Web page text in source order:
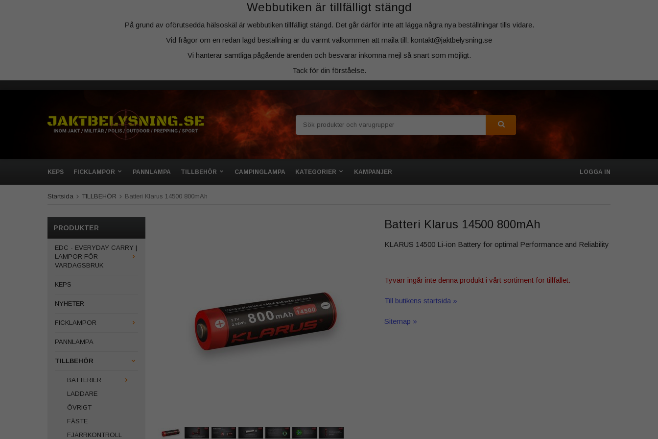
Webbutiken är tillfälligt stängd
På grund av oförutsedda hälsoskäl är webbutiken tillfälligt stängd. Det går därför inte att lägga några nya beställningar tills vidare.
Vid frågor om en redan lagd beställning är du varmt välkommen att maila till: kontakt@jaktbelysning.se
Vi hanterar samtliga pågående ärenden och besvarar inkomna mejl så snart som möjligt.
Tack för din förståelse.
KEPS FICKLAMPOR PANNLAMPA TILLBEHÖR CAMPINGLAMPA KATEGORIER KAMPANJER LOGGA IN
Startsida TILLBEHÖR Batteri Klarus 14500 800mAh
PRODUKTER
EDC - EVERYDAY CARRY |
LAMPOR FÖR
VARDAGSBRUK
KEPS
NYHETER
FICKLAMPOR
PANNLAMPA
TILLBEHÖR
BATTERIER
LADDARE
ÖVRIGT
FÄSTE
FJÄRRKONTROLL
Batteri Klarus 14500 800mAh
KLARUS 14500 Li-ion Battery for optimal Performance and Reliability
Tyvärr ingår inte denna produkt i vårt sortiment för tillfället.
Till butikens startsida »
Sitemap »